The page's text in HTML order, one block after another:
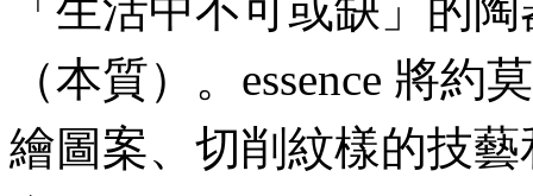
（本質）。essence 將
繪圖案、切削紋樣的技